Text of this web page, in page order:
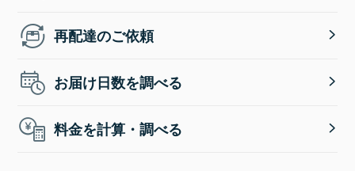
再配達のご依頼
お届け日数を調べる
料金を計算・調べる